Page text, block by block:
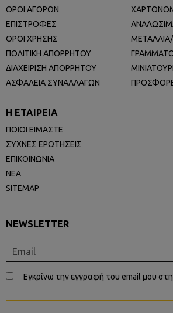
ΟΡΟΙ ΑΓΟΡΩΝ
ΕΠΙΣΤΡΟΦΕΣ
ΟΡΟΙ ΧΡΗΣΗΣ
ΠΟΛΙΤΙΚΗ ΑΠΟΡΡΗΤΟΥ
ΔΙΑΧΕΙΡΙΣΗ ΑΠΟΡΡΗΤΟΥ
ΑΣΦΑΛΕΙΑ ΣΥΝΑΛΛΑΓΩΝ
Η ΕΤΑΙΡΕΙΑ
ΠΟΙΟΙ ΕΙΜΑΣΤΕ
ΣΥΧΝΕΣ ΕΡΩΤΗΣΕΙΣ
ΕΠΙΚΟΙΝΩΝΙΑ
ΝΕΑ
SITEMAP
NEWSLETTER
Εγκρίνω την εγγραφή του email μου